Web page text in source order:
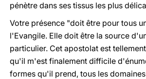
pénètre dans ses tissus les plus
Votre présence "doit être pour tous
l'Evangile. Elle doit être la source
particulier. Cet apostolat est
qu'il m'est finalement difficile
formes qu'il prend, tous les